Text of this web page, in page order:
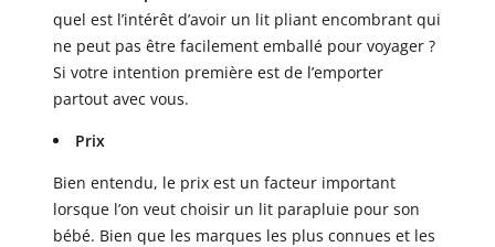
quel est l’intérêt d’avoir un lit pliant encombrant qui
ne peut pas être facilement emballé pour voyager ?
Si votre intention première est de l’emporter
partout avec vous.
Prix
Bien entendu, le prix est un facteur important
lorsque l’on veut choisir un lit parapluie pour son
bébé. Bien que les marques les plus connues et les